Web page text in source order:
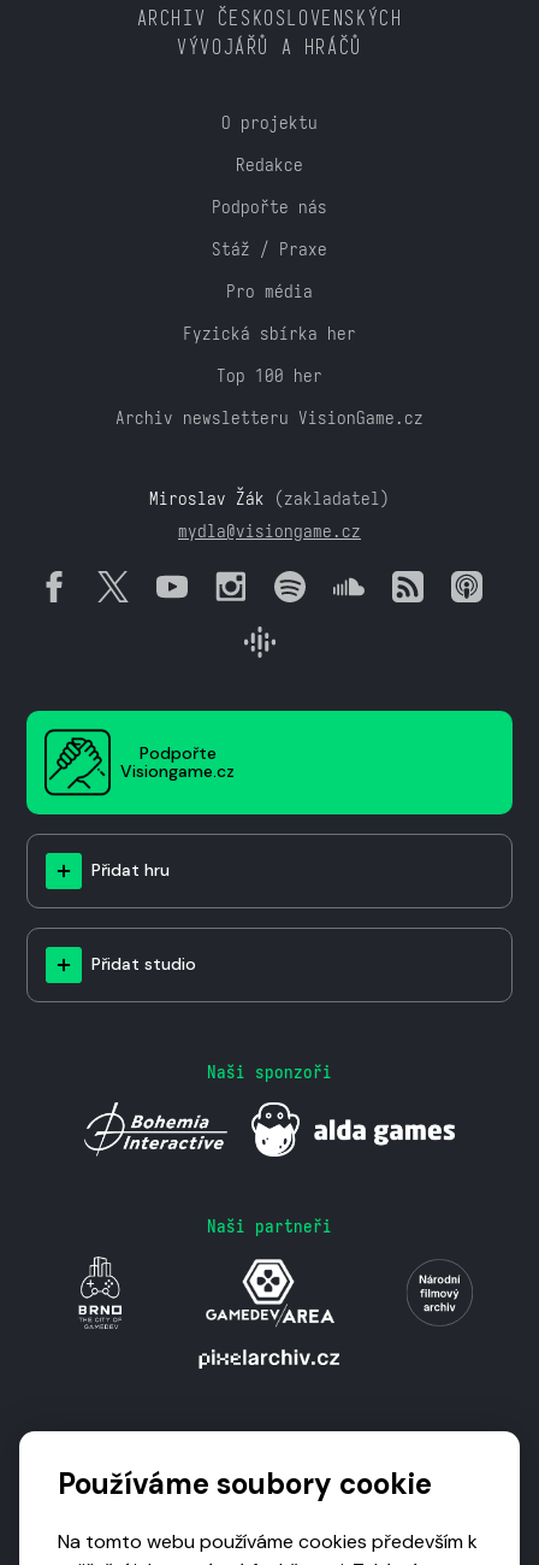
ARCHIV ČESKOSLOVENSKÝCH
VÝVOJÁŘŮ A HRÁČŮ
O projektu
Redakce
Podpořte nás
Stáž / Praxe
Pro média
Fyzická sbírka her
Top 100 her
Archiv newsletteru VisionGame.cz
Miroslav Žák (zakladatel)
mydla@visiongame.cz
Podpořte
Visiongame.cz
Přidat hru
Přidat studio
Naši sponzoři
Naši partneři
Používáme soubory cookie
Na tomto webu používáme cookies především k